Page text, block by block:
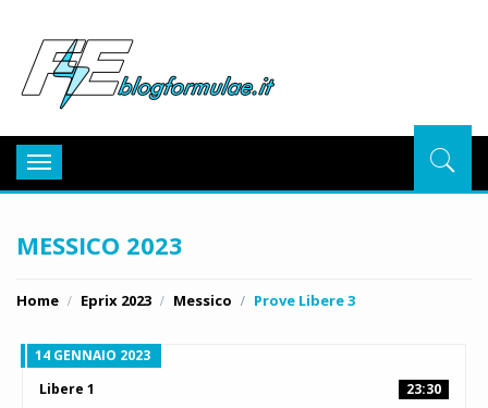
Toggle
navigation
MESSICO 2023
Home Eprix 2023 Messico Prove Libere 3
14 GENNAIO 2023
Libere 1
23:30